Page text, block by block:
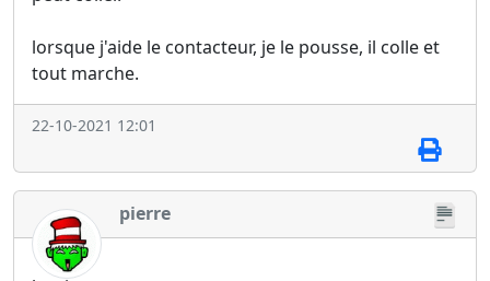
lorsque j'aide le contacteur, je le pousse, il colle et
tout marche.
22-10-2021 12:01
pierre